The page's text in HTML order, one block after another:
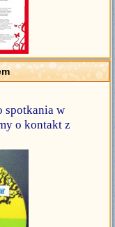
spotkania w
o kontakt z